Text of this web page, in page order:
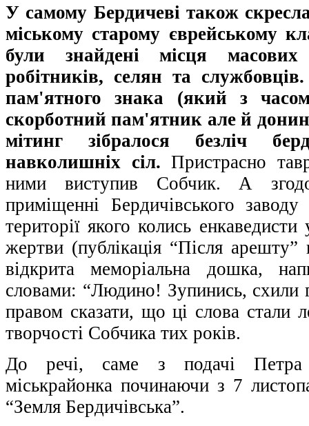
У самому Бердичеві також
міському старому єврейському
були знайдені місця масових
робітників, селян та
пам'ятного знака (який з
скорботний пам'ятник але й
мітинг зібралося безліч
навколишніх сіл. Пристрасно
ними виступив Собчик. А
приміщенні Бердичівського
території якого колись
жертви (публікація “Після
відкрита меморіальна дошка,
словами: “Людино! Зупинись,
правом сказати, що ці слова стали
творчості Собчика тих років.
До речі, саме з подачі Петра
міськрайонка починаючи з 7
“Земля Бердичівська”.